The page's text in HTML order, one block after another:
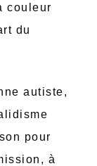
couleur
du
autiste,
pour
à